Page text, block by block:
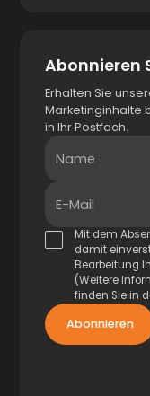
Abonnieren
Erhalten Sie
Marketinginhalte
in Ihr Postfach.
Name
E-Mail
Mit dem
damit
Bearbeitung
(Weitere
finden Sie in